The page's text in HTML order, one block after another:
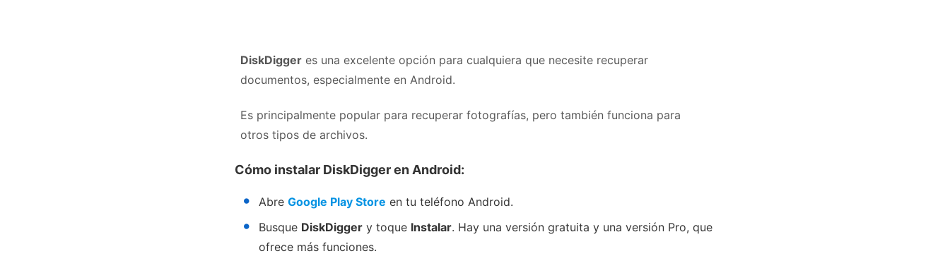
DiskDigger es una excelente opción para cualquiera que necesite recuperar
documentos, especialmente en Android.
Es principalmente popular para recuperar fotografías, pero también funciona para
otros tipos de archivos.
Cómo instalar DiskDigger en Android:
Abre Google Play Store en tu teléfono Android.
Busque DiskDigger y toque Instalar. Hay una versión gratuita y una versión Pro, que
ofrece más funciones.